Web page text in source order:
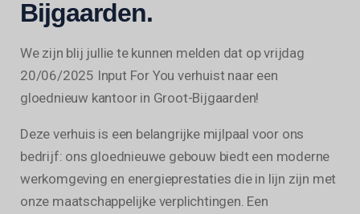
Bijgaarden.
We zijn blij jullie te kunnen melden dat op vrijdag
20/06/2025 Input For You verhuist naar een
gloednieuw kantoor in Groot-Bijgaarden!
Deze verhuis is een belangrijke mijlpaal voor ons
bedrijf: ons gloednieuwe gebouw biedt een moderne
werkomgeving en energieprestaties die in lijn zijn met
onze maatschappelijke verplichtingen. Een